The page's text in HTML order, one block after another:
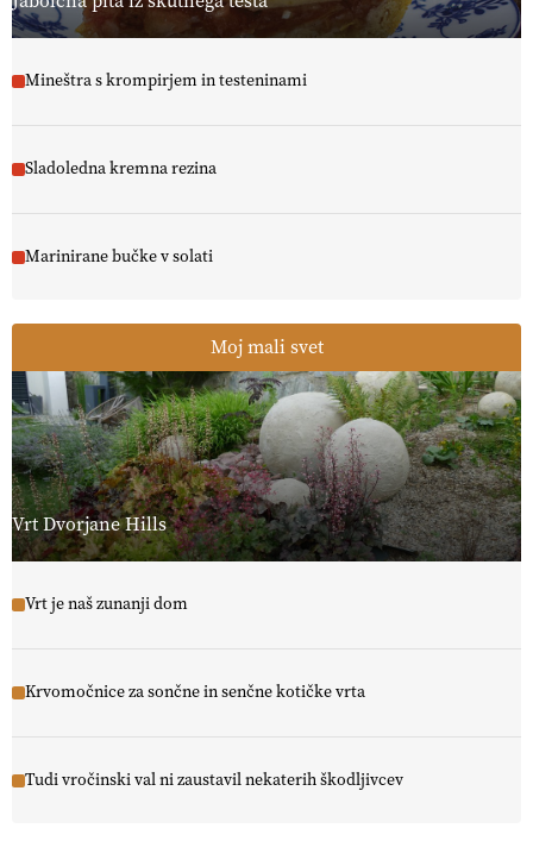
Mineštra s krompirjem in testeninami
Sladoledna kremna rezina
Marinirane bučke v solati
Moj mali svet
Vrt Dvorjane Hills
Vrt je naš zunanji dom
Krvomočnice za sončne in senčne kotičke vrta
Tudi vročinski val ni zaustavil nekaterih škodljivcev